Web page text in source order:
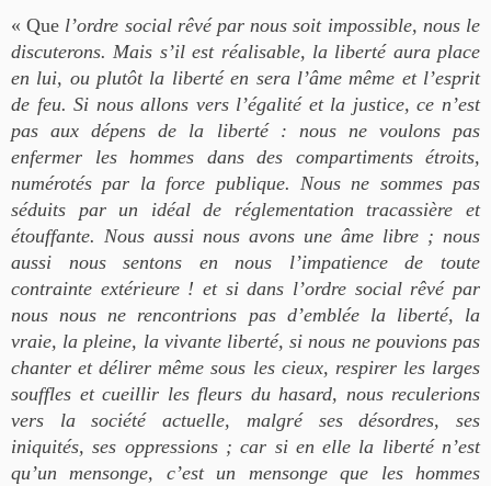
« Que l’ordre social rêvé par nous soit impossible, nous le
discuterons. Mais s’il est réalisable, la liberté aura place
en lui, ou plutôt la liberté en sera l’âme même et l’esprit
de feu. Si nous allons vers l’égalité et la justice, ce n’est
pas aux dépens de la liberté : nous ne voulons pas
enfermer les hommes dans des compartiments étroits,
numérotés par la force publique. Nous ne sommes pas
séduits par un idéal de réglementation tracassière et
étouffante. Nous aussi nous avons une âme libre ; nous
aussi nous sentons en nous l’impatience de toute
contrainte extérieure ! et si dans l’ordre social rêvé par
nous nous ne rencontrions pas d’emblée la liberté, la
vraie, la pleine, la vivante liberté, si nous ne pouvions pas
chanter et délirer même sous les cieux, respirer les larges
souffles et cueillir les fleurs du hasard, nous reculerions
vers la société actuelle, malgré ses désordres, ses
iniquités, ses oppressions ; car si en elle la liberté n’est
qu’un mensonge, c’est un mensonge que les hommes